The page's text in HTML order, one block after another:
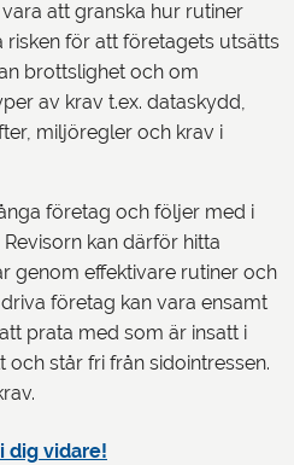
att granska hur rutiner
för att företagets utsätts
brottslighet och om
av krav t.ex. dataskydd,
miljöregler och krav i
företag och följer med i
kan därför hitta
genom effektivare rutiner och
företag kan vara ensamt
prata med som är insatt i
står fri från sidointressen.
dig vidare!